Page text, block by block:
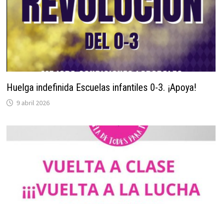
Huelga indefinida Escuelas infantiles 0-3. ¡Apoya!
9 abril 2026